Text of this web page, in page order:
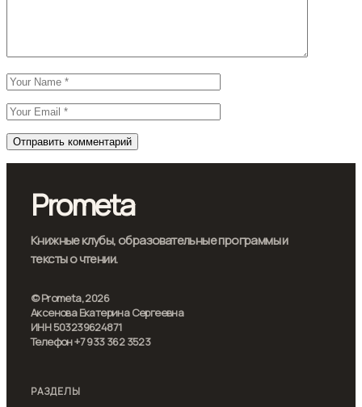
Prometa
Книжные клубы, образовательные программы и
тексты о чтении.
© Prometa, 2026
Аксенова Екатерина Сергеевна
ИНН 503239624871
Телефон +7 933 362 3523
РАЗДЕЛЫ